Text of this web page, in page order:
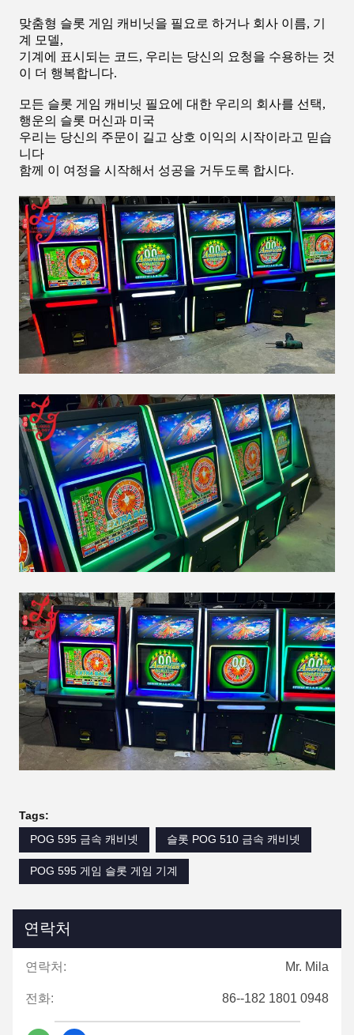
맞춤형 슬롯 게임 캐비닛을 필요로 하거나 회사 이름, 기
계 모델,
기계에 표시되는 코드, 우리는 당신의 요청을 수용하는 것
이 더 행복합니다.
모든 슬롯 게임 캐비닛 필요에 대한 우리의 회사를 선택,
행운의 슬롯 머신과 미국
우리는 당신의 주문이 길고 상호 이익의 시작이라고 믿습
니다
함께 이 여정을 시작해서 성공을 거두도록 합시다.
Tags:
POG 595 금속 캐비넷
슬롯 POG 510 금속 캐비넷
POG 595 게임 슬롯 게임 기계
연락처
연락처: Mr. Mila
전화: 86--182 1801 0948